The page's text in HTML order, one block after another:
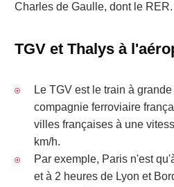
Charles de Gaulle, dont le RER.
TGV et Thalys à
Le TGV est le train à
compagnie ferroviaire
villes françaises à une
km/h.
Par exemple, Paris n'est
et à 2 heures de Lyon et